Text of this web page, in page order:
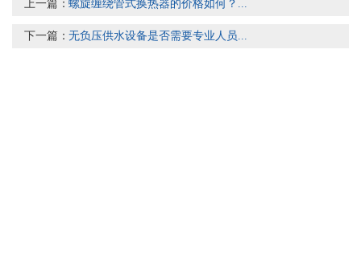
上一篇：螺旋缠绕管式换热器的价格如何？...
下一篇：无负压供水设备是否需要专业人员...